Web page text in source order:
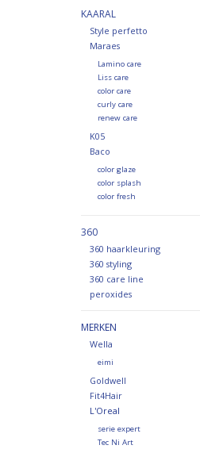
KAARAL
Style perfetto
Maraes
Lamino care
Liss care
color care
curly care
renew care
K05
Baco
color glaze
color splash
color fresh
360
360 haarkleuring
360 styling
360 care line
peroxides
MERKEN
Wella
eimi
Goldwell
Fit4Hair
L'Oreal
serie expert
Tec Ni Art